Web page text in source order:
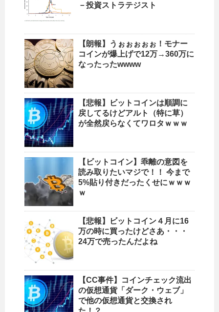
－投資ストラテジスト
【朗報】うぉぉぉぉぉ！モナー
コインが爆上げで12万→360万に
なったったwwww
【悲報】ビットコインは順調に
戻してるけどアルト（特に草）
が全然戻らなくてワロタｗｗｗ
【ビットコイン】乖離の意図を
読み取りたいマジで！！ 今まで
5%貼り付きだったくせにｗｗｗ
ｗ
【悲報】ビットコイン４月に16
万の時に買ったけどさあ・・・
24万で売ったんだよね
【CC事件】コインチェック流出
の仮想通貨「ダーク・ウェブ」
で他の仮想通貨と交換され